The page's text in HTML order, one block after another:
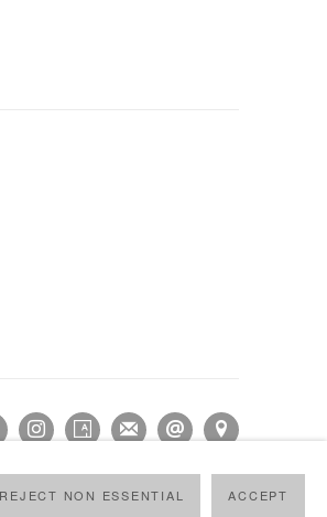
REJECT NON ESSENTIAL ACCEPT